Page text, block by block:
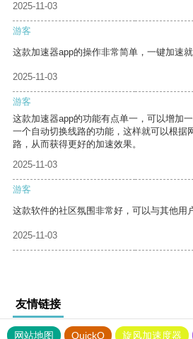
2025-11-03
游客
这款加速器app的操作非常简单，一键加速就
2025-11-03
游客
这款加速器app的功能有点单一，可以增加
一个自动切换线路的功能，这样就可以根据
路，从而获得更好的加速效果。
2025-11-03
游客
这款软件的社区氛围非常好，可以与其他用
2025-11-03
友情链接
网站地图 QuickQ 旋风加速度器